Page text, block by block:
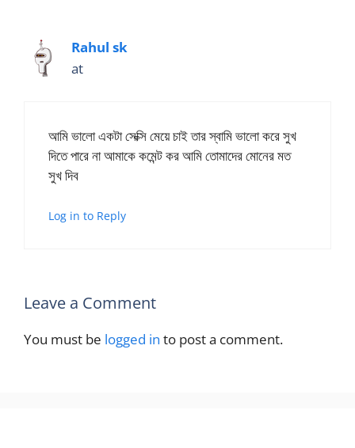
Rahul sk
at
আমি ভালো একটা সেক্সি মেয়ে চাই তার স্বামি ভালো করে সুখ
দিতে পারে না আমাকে কমেন্ট কর আমি তোমাদের মোনের মত
সুখ দিব
Log in to Reply
Leave a Comment
You must be logged in to post a comment.